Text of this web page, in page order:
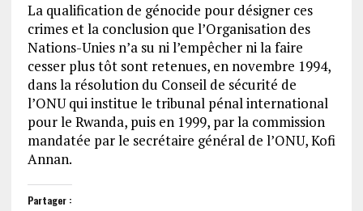
La qualification de génocide pour désigner ces
crimes et la conclusion que l’Organisation des
Nations-Unies n’a su ni l’empêcher ni la faire
cesser plus tôt sont retenues, en novembre 1994,
dans la résolution du Conseil de sécurité de
l’ONU qui institue le tribunal pénal international
pour le Rwanda, puis en 1999, par la commission
mandatée par le secrétaire général de l’ONU, Kofi
Annan.
Partager :